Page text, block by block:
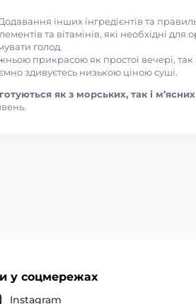
інших інгредієнтів та
та вітамінів, які необхідні для
голод.
прикрасою як простої вечері, так і
здивуєтесь низькою ціною суші.
як з морських, так і
у соцмережах
Instagram